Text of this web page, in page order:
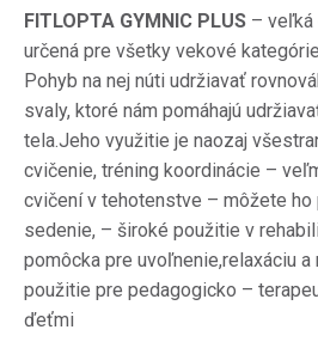
FITLOPTA GYMNIC PLUS – veľká
určená pre všetky vekové
Pohyb na nej núti udržiavať
svaly, ktoré nám pomáhajú
tela.Jeho využitie je naozaj
cvičenie, tréning koordinácie –
cvičení v tehotenstve – môžete ho
sedenie, – široké použitie v
pomôcka pre uvoľnenie,relaxáciu
použitie pre pedagogicko –
ďeťmi